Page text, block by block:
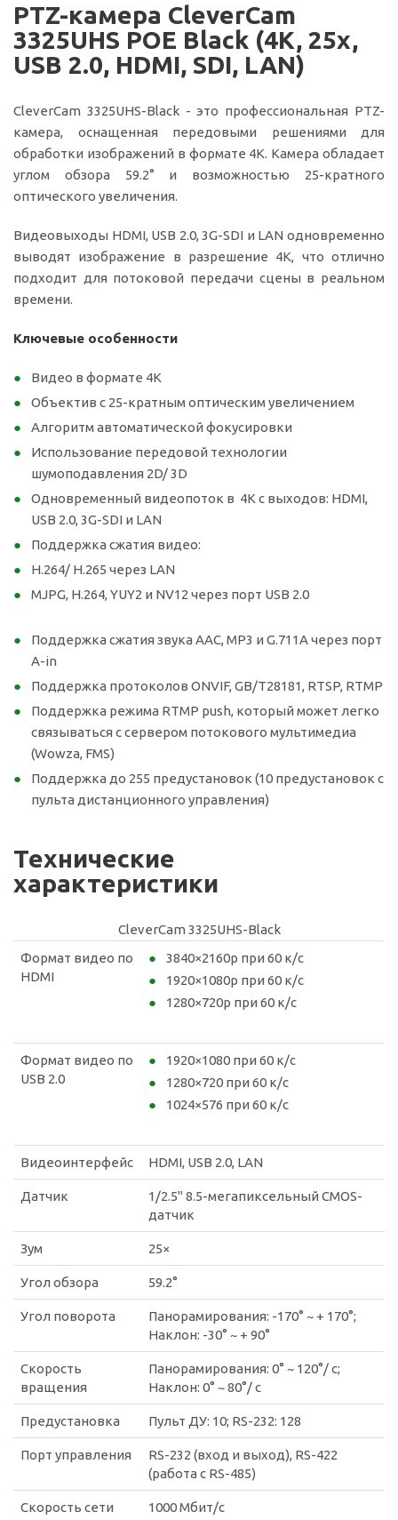
PTZ-камера CleverCam
3325UHS POE Black (4K, 25x,
USB 2.0, HDMI, SDI, LAN)
CleverCam 3325UHS-Black - это профессиональная PTZ-
камера, оснащенная передовыми решениями для
обработки изображений в формате 4K. Камера обладает
углом обзора 59.2° и возможностью 25-кратного
оптического увеличения.
Видеовыходы HDMI, USB 2.0, 3G-SDI и LAN одновременно
выводят изображение в разрешение 4K, что отлично
подходит для потоковой передачи сцены в реальном
времени.
Ключевые особенности
Видео в формате 4K
Объектив с 25-кратным оптическим увеличением
Алгоритм автоматической фокусировки
Использование передовой технологии
шумоподавления 2D/ 3D
Одновременный видеопоток в 4K с выходов: HDMI,
USB 2.0, 3G-SDI и LAN
Поддержка сжатия видео:
H.264/ H.265 через LAN
MJPG, H.264, YUY2 и NV12 через порт USB 2.0
Поддержка сжатия звука AAC, MP3 и G.711A через порт
A-in
Поддержка протоколов ONVIF, GB/T28181, RTSP, RTMP
Поддержка режима RTMP push, который может легко
связываться с сервером потокового мультимедиа
(Wowza, FMS)
Поддержка до 255 предустановок (10 предустановок с
пульта дистанционного управления)
Технические
характеристики
CleverCam 3325UHS-Black
Формат видео по
HDMI
3840×2160p при 60 к/с
1920×1080p при 60 к/с
1280×720p при 60 к/с
Формат видео по
USB 2.0
1920×1080 при 60 к/с
1280×720 при 60 к/с
1024×576 при 60 к/с
Видеоинтерфейс HDMI, USB 2.0, LAN
Датчик
1/2.5" 8.5-мегапиксельный CMOS-
датчик
Зум 25×
Угол обзора 59.2°
Угол поворота
Панорамирования: -170° ~ + 170°;
Наклон: -30° ~ + 90°
Скорость
вращения
Панорамирования: 0° ~ 120°/ с;
Наклон: 0° ~ 80°/ с
Предустановка Пульт ДУ: 10; RS-232: 128
Порт управления
RS-232 (вход и выход), RS-422
(работа с RS-485)
Скорость сети 1000 Мбит/с